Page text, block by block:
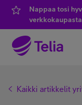
Nappaa tosi
Kaikki artikkelit